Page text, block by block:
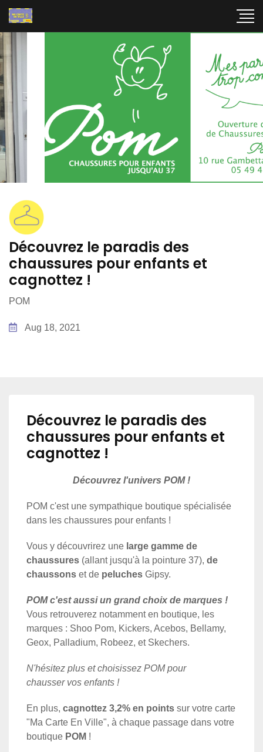
Découvrez le paradis des
chaussures pour enfants et
cagnottez !
POM
Aug 18, 2021
Découvrez le paradis des
chaussures pour enfants et
cagnottez !
Découvrez l'univers POM !
POM c'est une sympathique boutique spécialisée
dans les chaussures pour enfants !
Vous y découvrirez une large gamme de
chaussures (allant jusqu'à la pointure 37), de
chaussons et de peluches Gipsy.
POM c'est aussi un grand choix de marques !
Vous retrouverez notamment en boutique, les
marques : Shoo Pom, Kickers, Acebos, Bellamy,
Geox, Palladium, Robeez, et Skechers.
N'hésitez plus et choisissez POM pour
chausser vos enfants !
En plus, cagnottez 3,2% en points sur votre carte
"Ma Carte En Ville", à chaque passage dans votre
boutique POM !